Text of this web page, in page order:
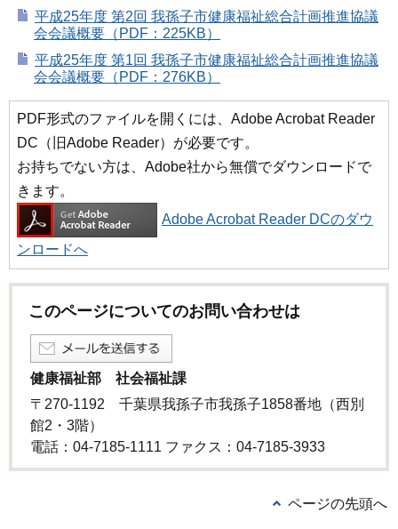
平成25年度 第2回 我孫子市健康福祉総合計画推進協議
会会議概要（PDF：225KB）
平成25年度 第1回 我孫子市健康福祉総合計画推進協議
会会議概要（PDF：276KB）
PDF形式のファイルを開くには、Adobe Acrobat Reader
DC（旧Adobe Reader）が必要です。
お持ちでない方は、Adobe社から無償でダウンロードで
きます。
Adobe Acrobat Reader DCのダウ
ンロードへ
このページについてのお問い合わせは
健康福祉部 社会福祉課
〒270-1192 千葉県我孫子市我孫子1858番地（西別
館2・3階）
電話：04-7185-1111 ファクス：04-7185-3933
ページの先頭へ